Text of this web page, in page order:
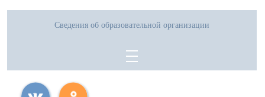
Сведения об образовательной организации